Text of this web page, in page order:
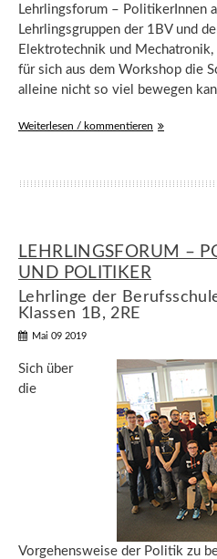
Lehrlingsforum – PolitikerInnen
Lehrlingsgruppen der 1BV und
Elektrotechnik und
für sich aus dem Workshop die
alleine nicht so viel bewegen
Weiterlesen / kommentieren
LEHRLINGSFORUM –
UND POLITIKER
Lehrlinge der
Klassen 1B, 2RE
Mai 09 2019
Sich über
die
Vorgehensweise der Politik zu